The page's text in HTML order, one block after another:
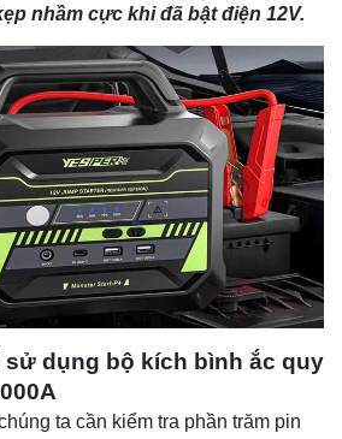
nhầm cực khi đã bật điện 12V.
dụng bộ kích bình ắc quy
ta cần kiểm tra phần trăm pin